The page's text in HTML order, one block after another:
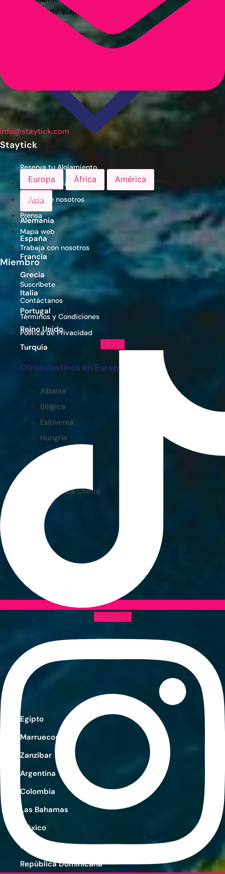
Guías de Viaje
Europa África América
Asia
Alemania
España
Francia
Grecia
Italia
Portugal
Reino Unido
Turquía
Otros destinos en Europa
Albania
Bélgica
Eslovenia
Hungría
República Checa
Egipto
Marruecos
Zanzíbar
Argentina
Colombia
Las Bahamas
México
Perú
República Dominicana
info@staytick.com
Staytick
Reserva tu Alojamiento
Reserva tu Viaje
Acerca de nosotros
Prensa
Mapa web
Trabaja con nosotros
Miembro
Suscríbete
Contáctanos
Términos y Condiciones
Política de Privacidad
Tiktok
Instagram